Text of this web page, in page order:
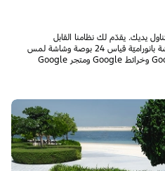
يديك. يقدّم لك نظامنا القابل
للتّخصيص والبديهي صورًا مذهلة عبر شاشة بانوراميّة قياس 24 بوصة وشاشة لمس
قياس 13.2 بوصة، فضلاً عن مساعد Google وخرائط Google ومتجر Google